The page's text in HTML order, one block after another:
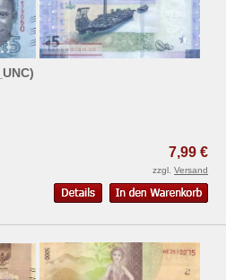
7,99 €
zzgl. Versand